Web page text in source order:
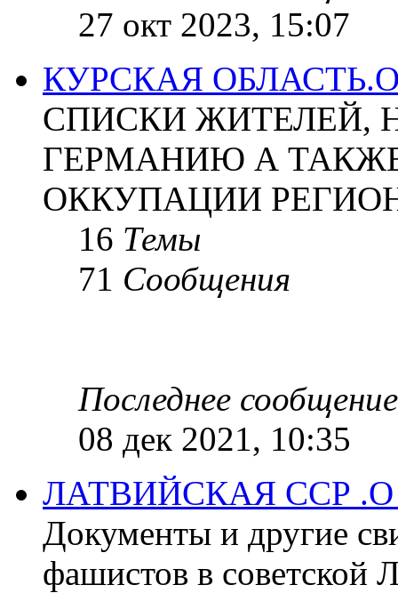
27 окт 2023, 15:07
КУРСКАЯ
СПИСКИ ЖИТЕЛЕЙ,
ГЕРМАНИЮ А
ОККУПАЦИИ
16 Темы
71 Сообщения
Последнее сообщение
08 дек 2021, 10:35
ЛАТВИЙСКАЯ ССР
Документы и другие
фашистов в советской